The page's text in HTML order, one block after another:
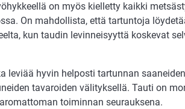
on myös kielletty kaikki
On mahdollista, että tartuntoja
kun taudin levinneisyyttä koskevat
leviää hyvin helposti tartunnan saaneiden
tavaroiden välityksellä. Tauti on
toiminnan seurauksena.